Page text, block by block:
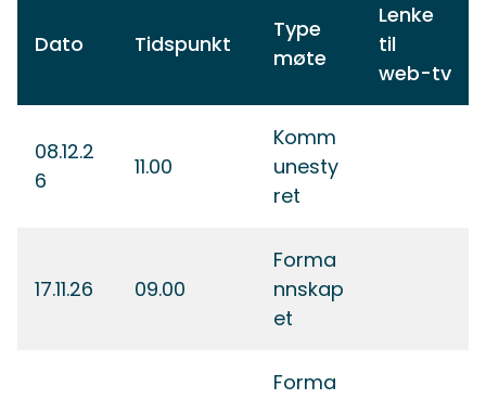
Dato Tidspunkt
Type
møte
Lenke
til
web-tv
08.12.2
6
11.00
Komm
unesty
ret
17.11.26 09.00
Forma
nnskap
et
Forma